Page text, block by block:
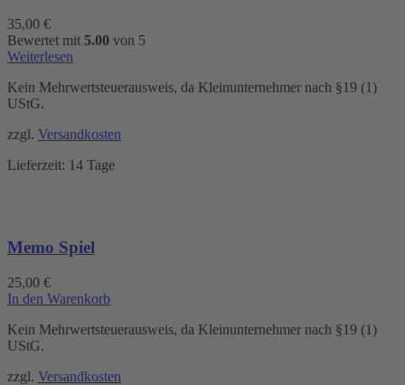
35,00 €
Bewertet mit 5.00 von 5
Weiterlesen
Kein Mehrwertsteuerausweis, da Kleinunternehmer nach §19 (1)
UStG.
zzgl. Versandkosten
Lieferzeit: 14 Tage
Memo Spiel
25,00 €
In den Warenkorb
Kein Mehrwertsteuerausweis, da Kleinunternehmer nach §19 (1)
UStG.
zzgl. Versandkosten